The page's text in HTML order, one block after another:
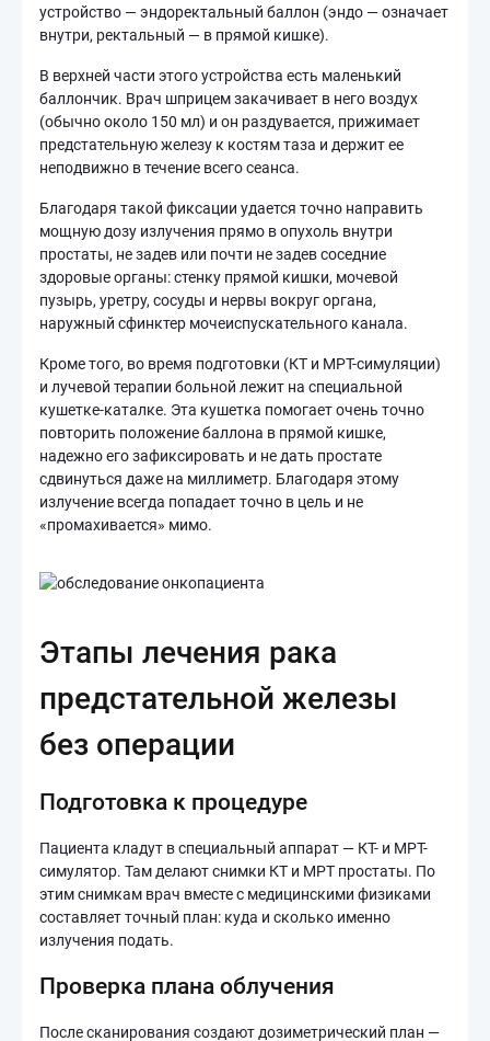
устройство — эндоректальный баллон (эндо — означает
внутри, ректальный — в прямой кишке).
В верхней части этого устройства есть маленький
баллончик. Врач шприцем закачивает в него воздух
(обычно около 150 мл) и он раздувается, прижимает
предстательную железу к костям таза и держит ее
неподвижно в течение всего сеанса.
Благодаря такой фиксации удается точно направить
мощную дозу излучения прямо в опухоль внутри
простаты, не задев или почти не задев соседние
здоровые органы: стенку прямой кишки, мочевой
пузырь, уретру, сосуды и нервы вокруг органа,
наружный сфинктер мочеиспускательного канала.
Кроме того, во время подготовки (КТ и МРТ-симуляции)
и лучевой терапии больной лежит на специальной
кушетке-каталке. Эта кушетка помогает очень точно
повторить положение баллона в прямой кишке,
надежно его зафиксировать и не дать простате
сдвинуться даже на миллиметр. Благодаря этому
излучение всегда попадает точно в цель и не
«промахивается» мимо.
Этапы лечения рака
предстательной железы
без операции
Подготовка к процедуре
Пациента кладут в специальный аппарат — КТ- и МРТ-
симулятор. Там делают снимки КТ и МРТ простаты. По
этим снимкам врач вместе с медицинскими физиками
составляет точный план: куда и сколько именно
излучения подать.
Проверка плана облучения
После сканирования создают дозиметрический план —